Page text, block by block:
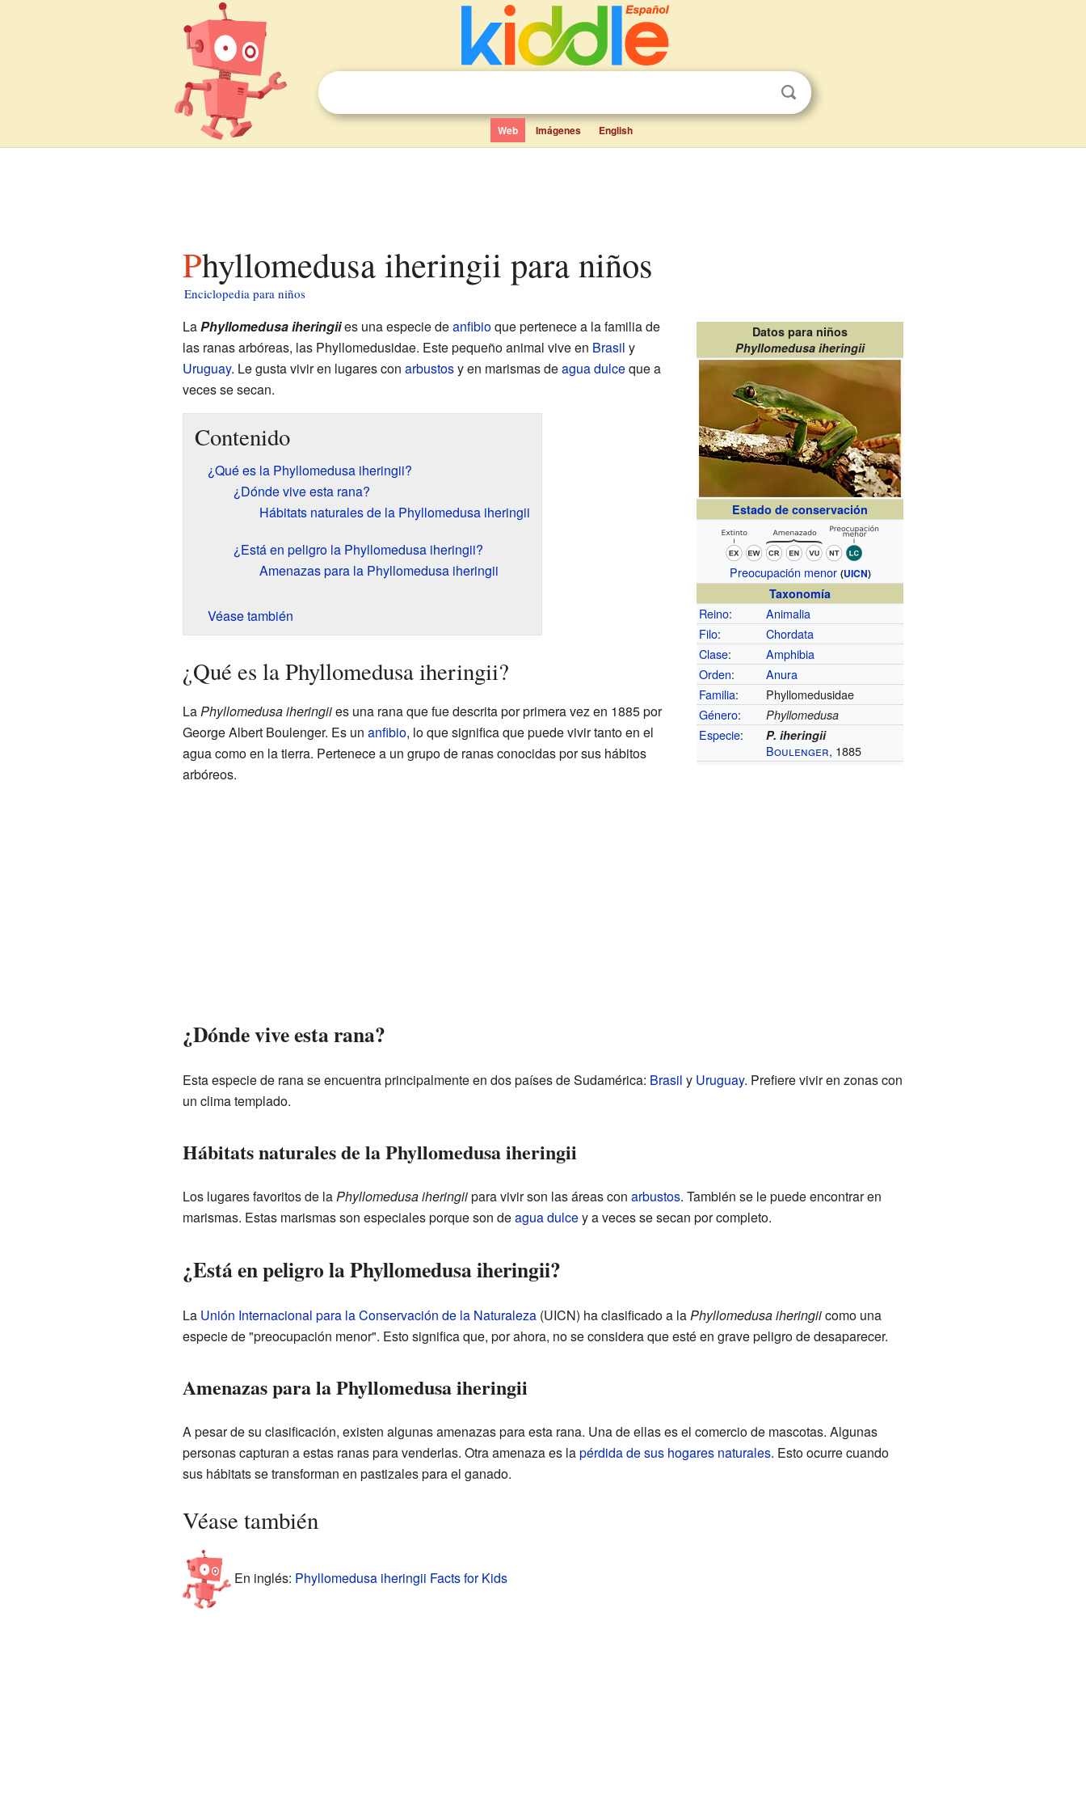
Web Imágenes English
Phyllomedusa iheringii para niños
Enciclopedia para niños
Datos para niños
Phyllomedusa iheringii
Estado de conservación
Preocupación menor (UICN)
Taxonomía
Reino:
Animalia
Filo:
Chordata
Clase:
Amphibia
Orden:
Anura
Familia:
Phyllomedusidae
Género: Phyllomedusa
Especie: P. iheringii
Boulenger, 1885
LaPhyllomedusa iheringiies una especie deanfibioque pertenece a la familia de
las ranas arbóreas, las Phyllomedusidae. Este pequeño animal vive en Brasil y
Uruguay. Le gusta vivir en lugares con arbustosy en marismas deagua dulceque a
veces se secan.
Contenido
¿Qué es la Phyllomedusa iheringii?
¿Dónde vive esta rana?
Hábitats naturales de la Phyllomedusa iheringii
¿Está en peligro la Phyllomedusa iheringii?
Amenazas para la Phyllomedusa iheringii
Véase también
¿Qué es la Phyllomedusa iheringii?
LaPhyllomedusa iheringiies una rana que fue descrita por primera vez en 1885 por
George Albert Boulenger. Es un anfibio, lo que significa que puede vivir tanto en el
agua como en la tierra. Pertenece a un grupo de ranas conocidas por sus hábitos
arbóreos.
¿Dónde vive esta rana?
Esta especie de rana se encuentra principalmente en dos países de Sudamérica: Brasil y Uruguay. Prefiere vivir en zonas con
un clima templado.
Hábitats naturales de la Phyllomedusa iheringii
Los lugares favoritos de laPhyllomedusa iheringiipara vivir son las áreas con arbustos. También se le puede encontrar en
marismas. Estas marismas son especiales porque son deagua dulcey a veces se secan por completo.
¿Está en peligro la Phyllomedusa iheringii?
La Unión Internacional para la Conservación de la Naturaleza(UICN) ha clasificado a laPhyllomedusa iheringiicomo una
especie de "preocupación menor". Esto significa que, por ahora, no se considera que esté en grave peligro de desaparecer.
Amenazas para la Phyllomedusa iheringii
A pesar de su clasificación, existen algunas amenazas para esta rana. Una de ellas es el comercio de mascotas. Algunas
personas capturan a estas ranas para venderlas. Otra amenaza es lapérdida de sus hogares naturales. Esto ocurre cuando
sus hábitats se transforman en pastizales para el ganado.
Véase también
En inglés: Phyllomedusa iheringii Facts for Kids